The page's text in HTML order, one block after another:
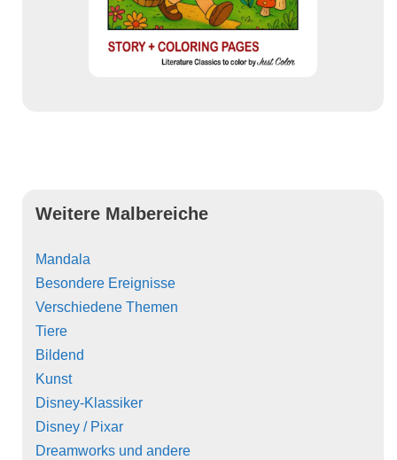
Weitere Malbereiche
Mandala
Besondere Ereignisse
Verschiedene Themen
Tiere
Bildend
Kunst
Disney-Klassiker
Disney / Pixar
Dreamworks und andere